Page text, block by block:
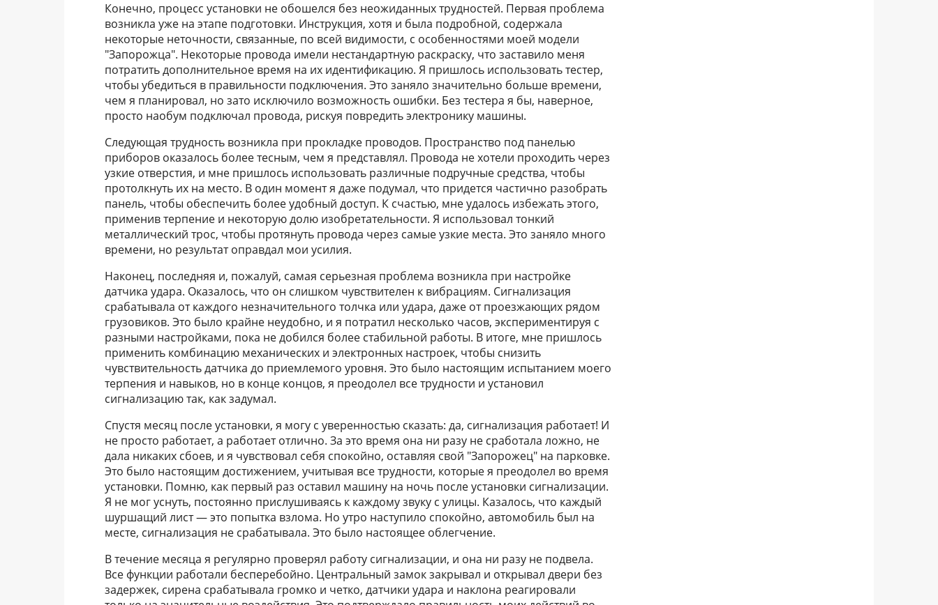
Конечно, процесс установки не обошелся без неожиданных трудностей. Первая проблема
возникла уже на этапе подготовки. Инструкция, хотя и была подробной, содержала
некоторые неточности, связанные, по всей видимости, с особенностями моей модели
"Запорожца". Некоторые провода имели нестандартную раскраску, что заставило меня
потратить дополнительное время на их идентификацию. Я пришлось использовать тестер,
чтобы убедиться в правильности подключения. Это заняло значительно больше времени,
чем я планировал, но зато исключило возможность ошибки. Без тестера я бы, наверное,
просто наобум подключал провода, рискуя повредить электронику машины.
Следующая трудность возникла при прокладке проводов. Пространство под панелью
приборов оказалось более тесным, чем я представлял. Провода не хотели проходить через
узкие отверстия, и мне пришлось использовать различные подручные средства, чтобы
протолкнуть их на место. В один момент я даже подумал, что придется частично разобрать
панель, чтобы обеспечить более удобный доступ. К счастью, мне удалось избежать этого,
применив терпение и некоторую долю изобретательности. Я использовал тонкий
металлический трос, чтобы протянуть провода через самые узкие места. Это заняло много
времени, но результат оправдал мои усилия.
Наконец, последняя и, пожалуй, самая серьезная проблема возникла при настройке
датчика удара. Оказалось, что он слишком чувствителен к вибрациям. Сигнализация
срабатывала от каждого незначительного толчка или удара, даже от проезжающих рядом
грузовиков. Это было крайне неудобно, и я потратил несколько часов, экспериментируя с
разными настройками, пока не добился более стабильной работы. В итоге, мне пришлось
применить комбинацию механических и электронных настроек, чтобы снизить
чувствительность датчика до приемлемого уровня. Это было настоящим испытанием моего
терпения и навыков, но в конце концов, я преодолел все трудности и установил
сигнализацию так, как задумал.
Спустя месяц после установки, я могу с уверенностью сказать: да, сигнализация работает! И
не просто работает, а работает отлично. За это время она ни разу не сработала ложно, не
дала никаких сбоев, и я чувствовал себя спокойно, оставляя свой "Запорожец" на парковке.
Это было настоящим достижением, учитывая все трудности, которые я преодолел во время
установки. Помню, как первый раз оставил машину на ночь после установки сигнализации.
Я не мог уснуть, постоянно прислушиваясь к каждому звуку с улицы. Казалось, что каждый
шуршащий лист — это попытка взлома. Но утро наступило спокойно, автомобиль был на
месте, сигнализация не срабатывала. Это было настоящее облегчение.
В течение месяца я регулярно проверял работу сигнализации, и она ни разу не подвела.
Все функции работали бесперебойно. Центральный замок закрывал и открывал двери без
задержек, сирена срабатывала громко и четко, датчики удара и наклона реагировали